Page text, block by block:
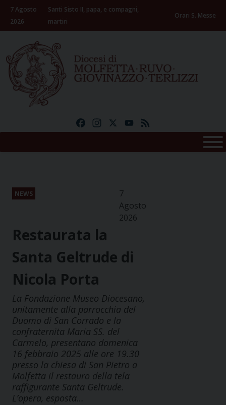
Skip
content
7 Agosto
2026
Santi Sisto II, papa, e compagni,
martiri
Orari S. Messe
FacebookInstagramYouTube
NEWS
7
Agosto
2026
Restaurata la
Santa Geltrude di
Nicola Porta
La Fondazione Museo Diocesano,
unitamente alla parrocchia del
Duomo di San Corrado e la
confraternita Maria SS. del
Carmelo, presentano domenica
16 febbraio 2025 alle ore 19.30
presso la chiesa di San Pietro a
Molfetta il restauro della tela
raffigurante Santa Geltrude.
L’opera, esposta…